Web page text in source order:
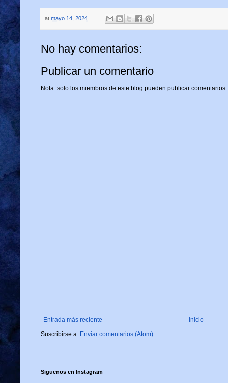
at mayo 14, 2024
No hay comentarios:
Publicar un comentario
Nota: solo los miembros de este blog pueden publicar comentarios.
Entrada más reciente
Inicio
Suscribirse a: Enviar comentarios (Atom)
Siguenos en Instagram